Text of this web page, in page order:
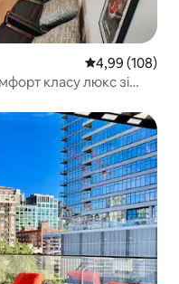
Середня
4,99 (108)
класу люкс зі